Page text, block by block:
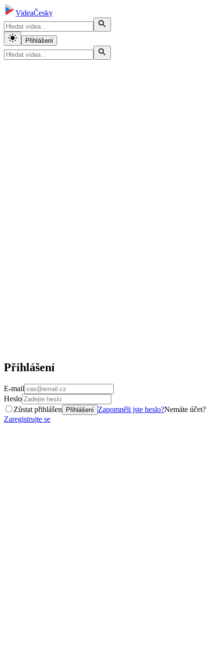
VideaČesky
Přihlášení
Přihlášení
E-mail
Heslo
Zůstat přihlášen
Přihlášení Zapomněli jste heslo?Nemáte účet?
Zaregistrujte se